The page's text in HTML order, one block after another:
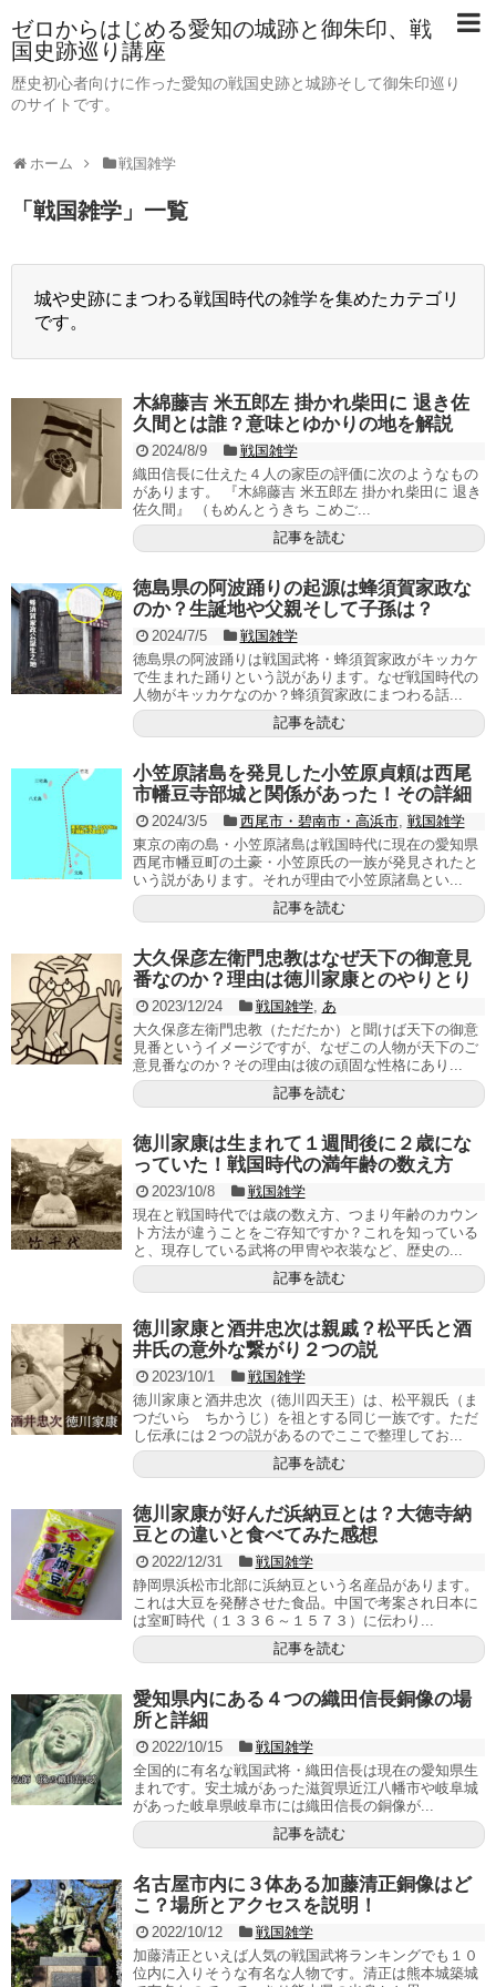
ゼロからはじめる愛知の城跡と御朱印、戦
国史跡巡り講座
歴史初心者向けに作った愛知の戦国史跡と城跡そして御朱印巡り
のサイトです。
ホーム 戦国雑学
「 戦国雑学 」 一覧
城や史跡にまつわる戦国時代の雑学を集めたカテゴリ
です。
木綿藤吉 米五郎左 掛かれ柴田に 退き佐
久間とは誰？意味とゆかりの地を解説
2024/8/9
戦国雑学
織田信長に仕えた４人の家臣の評価に次のようなもの
があります。 『木綿藤吉 米五郎左 掛かれ柴田に 退き
佐久間』 （もめんとうきち こめご...
記事を読む
徳島県の阿波踊りの起源は蜂須賀家政な
のか？生誕地や父親そして子孫は？
2024/7/5
戦国雑学
徳島県の阿波踊りは戦国武将・蜂須賀家政がキッカケ
で生まれた踊りという説があります。なぜ戦国時代の
人物がキッカケなのか？蜂須賀家政にまつわる話...
記事を読む
小笠原諸島を発見した小笠原貞頼は西尾
市幡豆寺部城と関係があった！その詳細
2024/3/5 西尾市・碧南市・高浜市, 戦国雑学
東京の南の島・小笠原諸島は戦国時代に現在の愛知県
西尾市幡豆町の土豪・小笠原氏の一族が発見されたと
いう説があります。それが理由で小笠原諸島とい...
記事を読む
大久保彦左衛門忠教はなぜ天下の御意見
番なのか？理由は徳川家康とのやりとり
2023/12/24 戦国雑学, あ
大久保彦左衛門忠教（ただたか）と聞けば天下の御意
見番というイメージですが、なぜこの人物が天下のご
意見番なのか？その理由は彼の頑固な性格にあり...
記事を読む
徳川家康は生まれて１週間後に２歳にな
っていた！戦国時代の満年齢の数え方
2023/10/8
戦国雑学
現在と戦国時代では歳の数え方、つまり年齢のカウン
ト方法が違うことをご存知ですか？これを知っている
と、現存している武将の甲冑や衣装など、歴史の...
記事を読む
徳川家康と酒井忠次は親戚？松平氏と酒
井氏の意外な繋がり２つの説
2023/10/1
戦国雑学
徳川家康と酒井忠次（徳川四天王）は、松平親氏（ま
つだいら ちかうじ）を祖とする同じ一族です。ただ
し伝承には２つの説があるのでここで整理してお...
記事を読む
徳川家康が好んだ浜納豆とは？大徳寺納
豆との違いと食べてみた感想
2022/12/31
戦国雑学
静岡県浜松市北部に浜納豆という名産品があります。
これは大豆を発酵させた食品。中国で考案され日本に
は室町時代（１３３６～１５７３）に伝わり...
記事を読む
愛知県内にある４つの織田信長銅像の場
所と詳細
2022/10/15
戦国雑学
全国的に有名な戦国武将・織田信長は現在の愛知県生
まれです。安土城があった滋賀県近江八幡市や岐阜城
があった岐阜県岐阜市には織田信長の銅像が...
記事を読む
名古屋市内に３体ある加藤清正銅像はど
こ？場所とアクセスを説明！
2022/10/12
戦国雑学
加藤清正といえば人気の戦国武将ランキングでも１０
位内に入りそうな有名な人物です。清正は熊本城築城